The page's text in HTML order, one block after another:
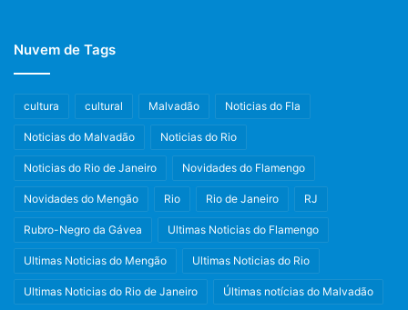
Nuvem de Tags
cultura cultural Malvadão Noticias do Fla
Noticias do Malvadão Noticias do Rio
Noticias do Rio de Janeiro Novidades do Flamengo
Novidades do Mengão Rio Rio de Janeiro RJ
Rubro-Negro da Gávea Ultimas Noticias do Flamengo
Ultimas Noticias do Mengão Ultimas Noticias do Rio
Ultimas Noticias do Rio de Janeiro Últimas notícias do Malvadão